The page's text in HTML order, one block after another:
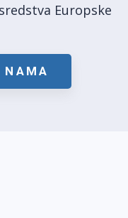
Europske